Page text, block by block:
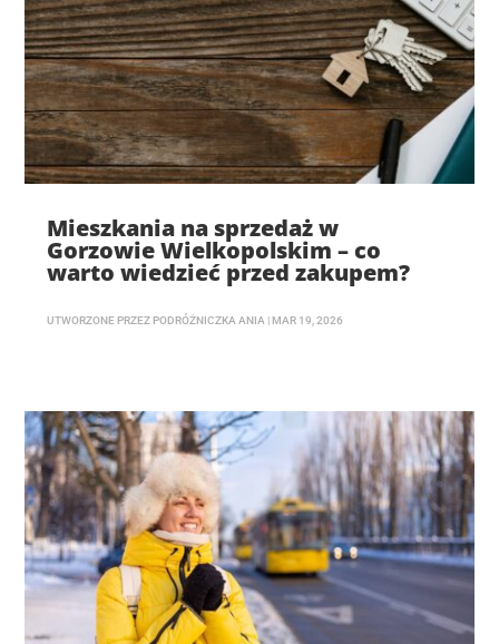
Mieszkania na sprzedaż w
Gorzowie Wielkopolskim – co
warto wiedzieć przed zakupem?
UTWORZONE PRZEZ PODRÓŻNICZKA ANIA | MAR 19, 2026